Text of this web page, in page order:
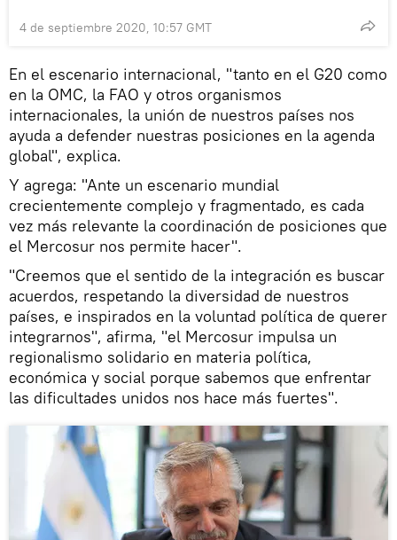
4 de septiembre 2020, 10:57 GMT
En el escenario internacional, "tanto en el G20 como
en la OMC, la FAO y otros organismos
internacionales, la unión de nuestros países nos
ayuda a defender nuestras posiciones en la agenda
global", explica.
Y agrega: "Ante un escenario mundial
crecientemente complejo y fragmentado, es cada
vez más relevante la coordinación de posiciones que
el Mercosur nos permite hacer".
"Creemos que el sentido de la integración es buscar
acuerdos, respetando la diversidad de nuestros
países, e inspirados en la voluntad política de querer
integrarnos", afirma, "el Mercosur impulsa un
regionalismo solidario en materia política,
económica y social porque sabemos que enfrentar
las dificultades unidos nos hace más fuertes".